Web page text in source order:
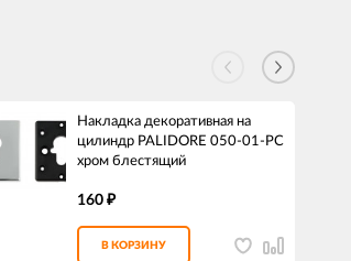
Накладка декоративная на
цилиндр PALIDORE 050-01-PC
хром блестящий
160 ₽
В КОРЗИНУ